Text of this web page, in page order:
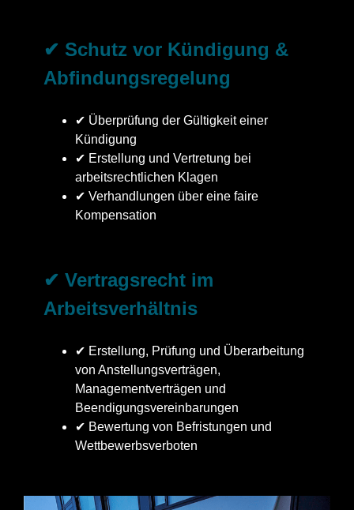
✔ Schutz vor Kündigung &
Abfindungsregelung
✔ Überprüfung der Gültigkeit einer
Kündigung
✔ Erstellung und Vertretung bei
arbeitsrechtlichen Klagen
✔ Verhandlungen über eine faire
Kompensation
✔ Vertragsrecht im
Arbeitsverhältnis
✔ Erstellung, Prüfung und Überarbeitung
von Anstellungsverträgen,
Managementverträgen und
Beendigungsvereinbarungen
✔ Bewertung von Befristungen und
Wettbewerbsverboten